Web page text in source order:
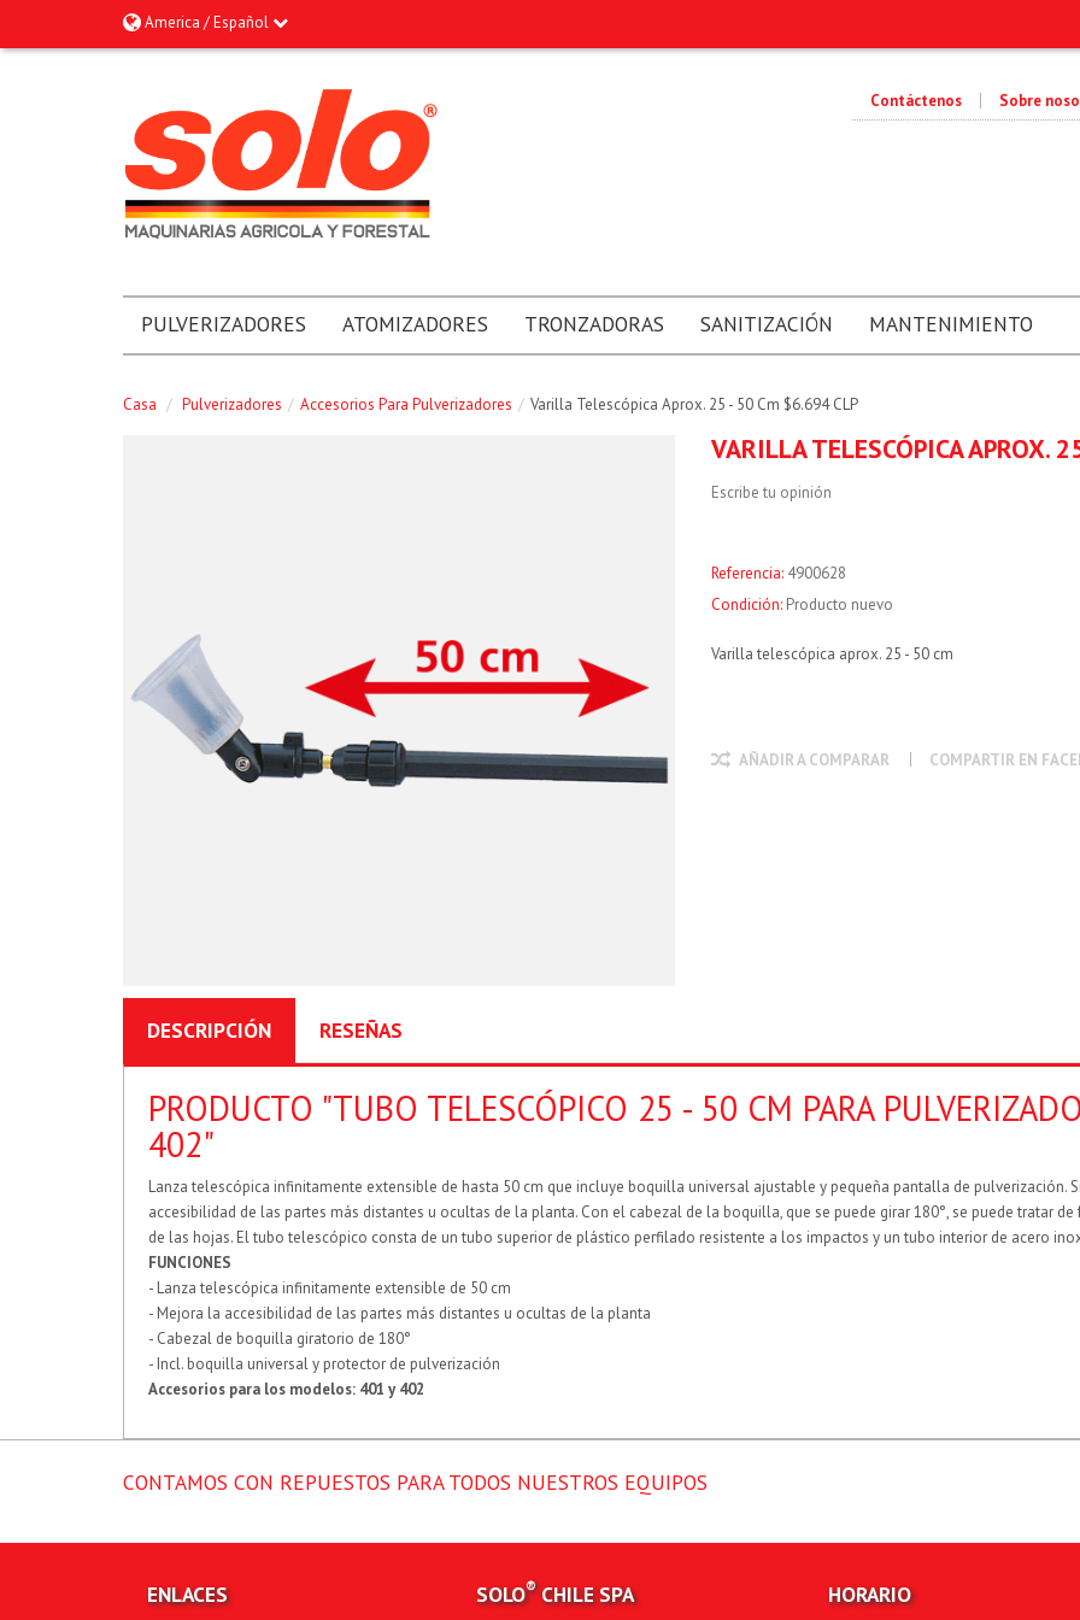
America / Español
Contáctenos Sobre
PULVERIZADORES ATOMIZADORES TRONZADORAS SANITIZACIÓN MANTENIMIENTO
Casa / Pulverizadores / Accesorios Para Pulverizadores / Varilla Telescópica Aprox. 25 - 50 Cm $6.694 CLP
VARILLA TELESCÓPICA APROX.
Escribe tu opinión
Referencia: 4900628
Condición: Producto nuevo
Varilla telescópica aprox. 25 - 50 cm
AÑADIR A COMPARAR COMPARTIR EN
DESCRIPCIÓN RESEÑAS
PRODUCTO "TUBO TELESCÓPICO 25 - 50 CM PARA
402"
Lanza telescópica infinitamente extensible de hasta 50 cm que incluye boquilla universal ajustable y pequeña pantalla de pulverización.
accesibilidad de las partes más distantes u ocultas de la planta. Con el cabezal de la boquilla, que se puede girar 180°, se puede tratar de
de las hojas. El tubo telescópico consta de un tubo superior de plástico perfilado resistente a los impactos y un tubo interior de acero
FUNCIONES
- Lanza telescópica infinitamente extensible de 50 cm
- Mejora la accesibilidad de las partes más distantes u ocultas de la planta
- Cabezal de boquilla giratorio de 180°
- Incl. boquilla universal y protector de pulverización
Accesorios para los modelos: 401 y 402
CONTAMOS CON REPUESTOS PARA TODOS NUESTROS EQUIPOS
ENLACES SOLO®CHILE SPA HORARIO